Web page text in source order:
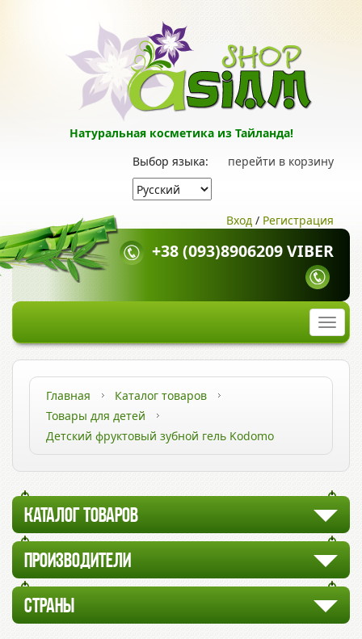
Натуральная косметика из Тайланда!
перейти в корзину
Выбор языка:
Вход / Регистрация
+38 (093)8906209 VIBER
Главная
Каталог товаров
Товары для детей
Детский фруктовый зубной гель Kodomo
КАТАЛОГ ТОВАРОВ
ПРОИЗВОДИТЕЛИ
СТРАНЫ